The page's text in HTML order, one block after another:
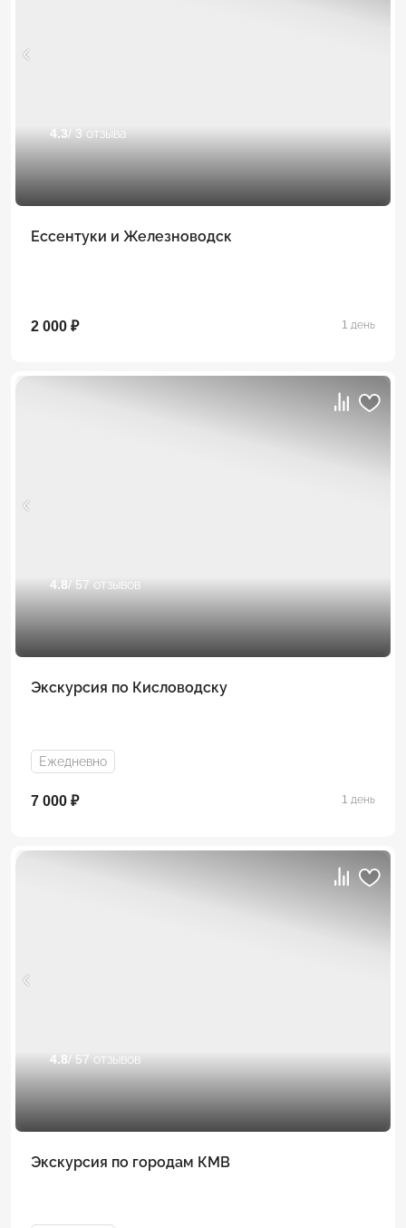
4.3/ 3 отзыва
Ессентуки и Железноводск
2 000 ₽ 1 день
4.8/ 57 отзывов
Экскурсия по Кисловодску
Ежедневно
7 000 ₽ 1 день
4.8/ 57 отзывов
Экскурсия по городам КМВ